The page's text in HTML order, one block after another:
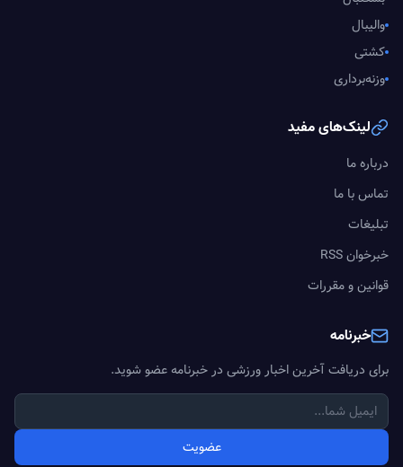
والیبال
کشتی
وزنه‌برداری
لینک‌های مفید
درباره ما
تماس با ما
تبلیغات
خبرخوان RSS
قوانین و مقررات
خبرنامه
برای دریافت آخرین اخبار ورزشی در خبرنامه عضو شوید.
عضویت